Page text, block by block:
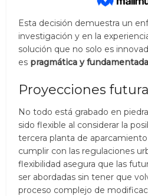
Esta decisión demuestra un
investigación y en la
solución que no solo es
es pragmática y fundamentada
Proyecciones
No todo está grabado en
sido flexible al considerar la
tercera planta de aparcamiento
cumplir con las regulaciones
flexibilidad asegura que las
ser abordadas sin tener que
proceso complejo de